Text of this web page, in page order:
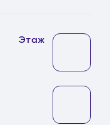
Этаж